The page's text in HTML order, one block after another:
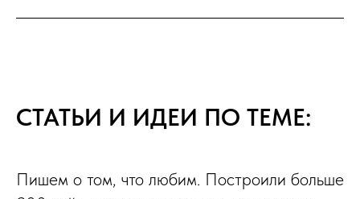
СТАТЬИ И ИДЕИ ПО ТЕМЕ:
Пишем о том, что любим. Построили больше